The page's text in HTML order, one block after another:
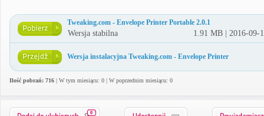
Tweaking.com - Envelope Printer Portable 2.0.1
Wersja stabilna 1.91 MB | 2016-09-
Wersja instalacyjna Tweaking.com - Envelope Printer
Ilość pobrań: 716 | W tym miesiącu: 0 | W poprzednim miesiącu: 0
0